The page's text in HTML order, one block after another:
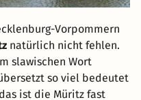
Vorpommern
natürlich nicht fehlen.
slawischen Wort
so viel bedeutet
ist die Müritz fast